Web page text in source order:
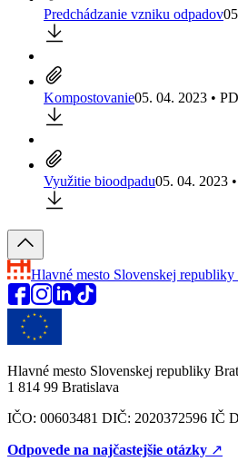
Predchádzanie vzniku odpadov
Kompostovanie05. 04. 2023 •
Využitie bioodpadu05. 04. 2023
Hlavné mesto Slovenskej republiky
Hlavné mesto Slovenskej republiky
1 814 99 Bratislava
IČO: 00603481 DIČ: 2020372596 IČ
Odpovede na najčastejšie otázky ↗︎